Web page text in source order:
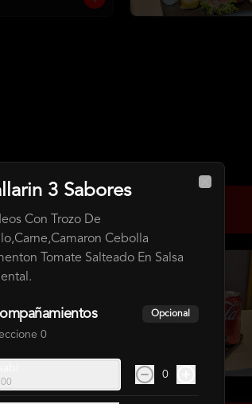
BEBIDA
Mar + 220 ml
3 Sabores
Con Trozo De
Cebolla
Tomate Salteado En Salsa
Opcional
0
0